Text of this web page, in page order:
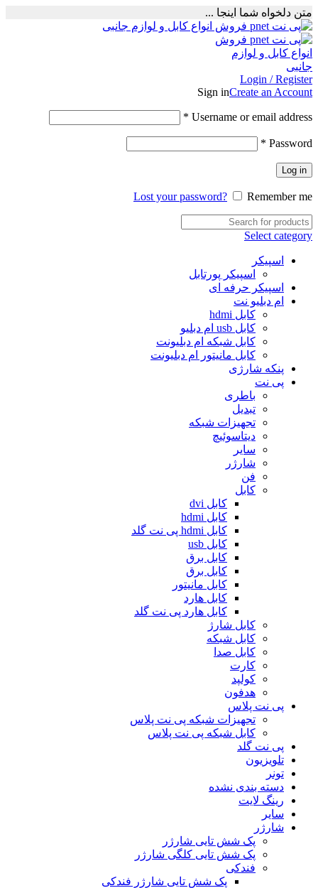
متن دلخواه شما اینجا ...
Login / Register
Sign inCreate an Account
Username or email address
*
Password
*
Log in
Lost your password? Remember me
Select category
اسپیکر
اسپیکر پورتابل
اسپیکر حرفه ای
ام دبلیو نت
کابل hdmi
کابل usb ام دبلیو
کابل شبکه ام دبلیونت
کابل مانیتور ام دبلیونت
پنکه شارژی
پی نت
باطری
تبدیل
تجهیزات شبکه
دیتاسوئیچ
سایر
شارژر
فن
کابل
کابل dvi
کابل hdmi
کابل hdmi پی نت گلد
کابل usb
کابل برق
کابل برق
کابل مانیتور
کابل هارد
کابل هارد پی نت گلد
کابل شارژ
کابل شبکه
کابل صدا
کارت
کولپد
هدفون
پی نت پلاس
تجهیزات شبکه پی نت پلاس
کابل شبکه پی نت پلاس
پی نت گلد
تلویزیون
تونر
دسته بندی نشده
رینگ لایت
سایر
شارژر
پک شش تایی شارژر
پک شش تایی کلگی شارژر
فندکی
پک شش تایی شارژر فندکی